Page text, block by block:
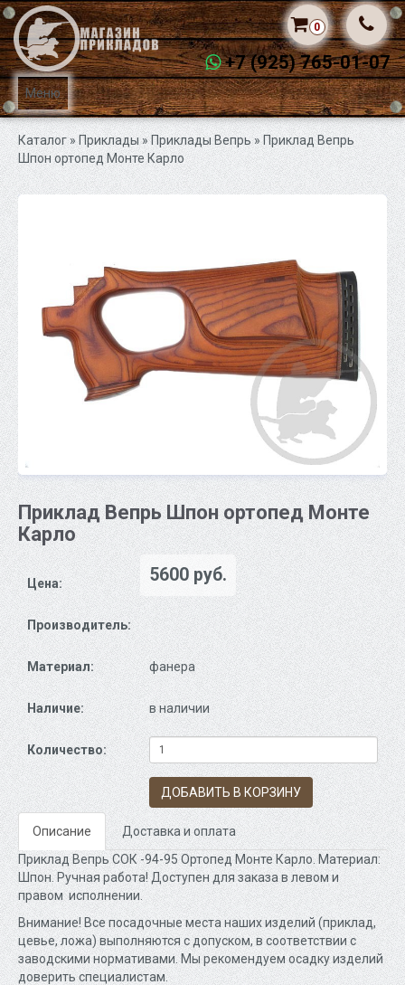
Меню
+7 (925) 765-01-07
0
Каталог» Приклады »Приклады Вепрь» Приклад Вепрь
Шпон ортопед Монте Карло
Приклад Вепрь Шпон ортопед Монте
Карло
Цена: 5600 руб.
Производитель:
Материал: фанера
Наличие: в наличии
Количество:
ДОБАВИТЬ В КОРЗИНУ
Описание
Доставка и оплата
Приклад Вепрь СОК -94-95 Ортопед Монте Карло. Материал:
Шпон. Ручная работа! Доступен для заказа в левом и
правом исполнении.
Внимание! Все посадочные места наших изделий (приклад,
цевье, ложа) выполняются с допуском, в соответствии с
заводскими нормативами. Мы рекомендуем осадку изделий
доверить специалистам.